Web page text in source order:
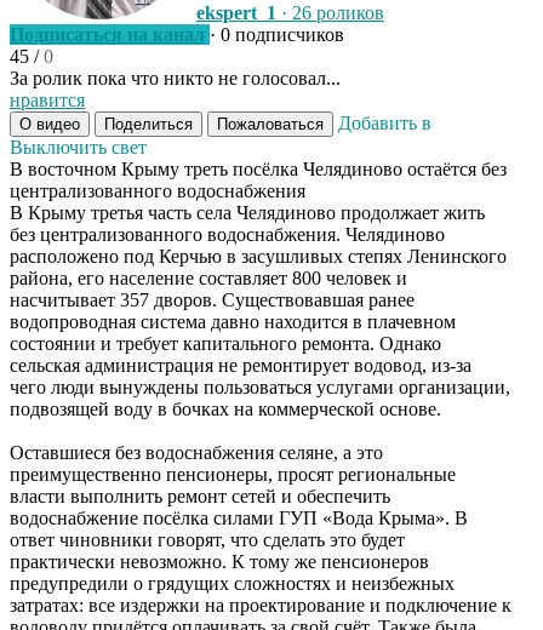
ekspert_1 · 26 роликов
Подписаться на канал · 0 подписчиков
45 /0
За ролик пока что никто не голосовал...
нравится
О видео Поделиться Пожаловаться
Добавить в
Выключить свет
В восточном Крыму треть посёлка Челядиново остаётся без
централизованного водоснабжения
В Крыму третья часть села Челядиново продолжает жить
без централизованного водоснабжения. Челядиново
расположено под Керчью в засушливых степях Ленинского
района, его население составляет 800 человек и
насчитывает 357 дворов. Существовавшая ранее
водопроводная система давно находится в плачевном
состоянии и требует капитального ремонта. Однако
сельская администрация не ремонтирует водовод, из-за
чего люди вынуждены пользоваться услугами организации,
подвозящей воду в бочках на коммерческой основе.
Оставшиеся без водоснабжения селяне, а это
преимущественно пенсионеры, просят региональные
власти выполнить ремонт сетей и обеспечить
водоснабжение посёлка силами ГУП «Вода Крыма». В
ответ чиновники говорят, что сделать это будет
практически невозможно. К тому же пенсионеров
предупредили о грядущих сложностях и неизбежных
затратах: все издержки на проектирование и подключение к